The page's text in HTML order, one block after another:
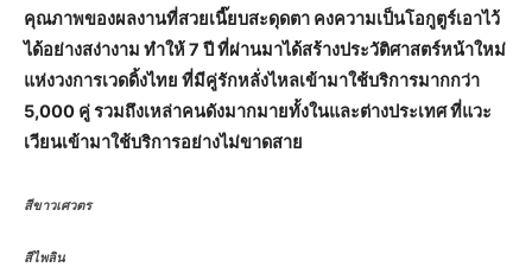
คุณภาพของผลงานที่สวยเนี๊ยบสะดุดตา คงความเป็นโอกูตูร์เอาไว้
ได้อย่างสง่างาม ทำให้ 7 ปี ที่ผ่านมาได้สร้างประวัติศาสตร์หน้าใหม่
แห่งวงการเวดดิ้งไทย ที่มีคู่รักหลั่งไหลเข้ามาใช้บริการมากกว่า
5,000 คู่ รวมถึงเหล่าคนดังมากมายทั้งในและต่างประเทศ ที่แวะ
เวียนเข้ามาใช้บริการอย่างไม่ขาดสาย
สีขาวเศวตร
สีไพลิน